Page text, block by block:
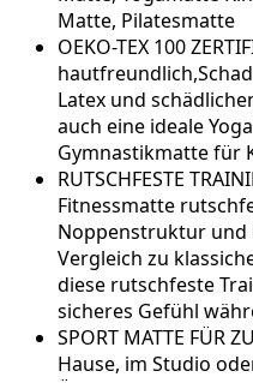
Matte, Pilatesmatte
OEKO-TEX 100
Latex und
auch eine ideale
Gymnastikmatte für
RUTSCHFESTE
Fitnessmatte
Noppenstruktur und
Vergleich zu
diese rutschfeste
sicheres Gefühl
SPORT MATTE FÜR
Hause, im Studio